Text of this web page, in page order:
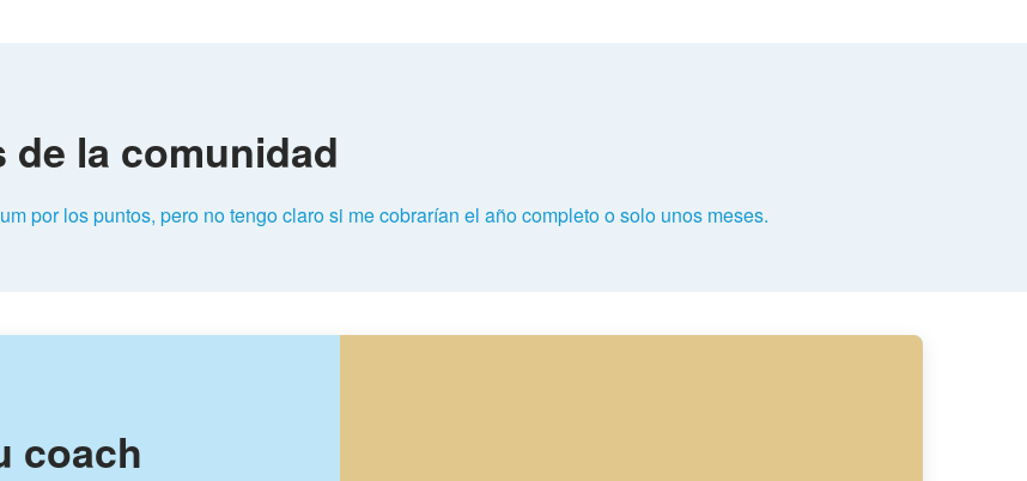
de la comunidad
por los puntos, pero no tengo claro si me cobrarían el año completo o solo unos meses.
coach